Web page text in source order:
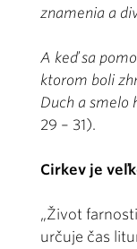
znamenia a
A keď sa
ktorom boli
Duch a smelo
29 – 31).
Cirkev je
„Život
určuje čas